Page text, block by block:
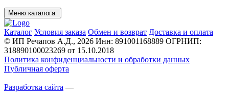
Меню каталога
Каталог Условия заказа Обмен и возврат Доставка и оплата
© ИП Речапов А.Д., 2026 Инн: 891001168889 ОГРНИП:
318890100023269 от 15.10.2018
Политика конфиденциальности и обработки данных
Публичная оферта
Разработка сайта —